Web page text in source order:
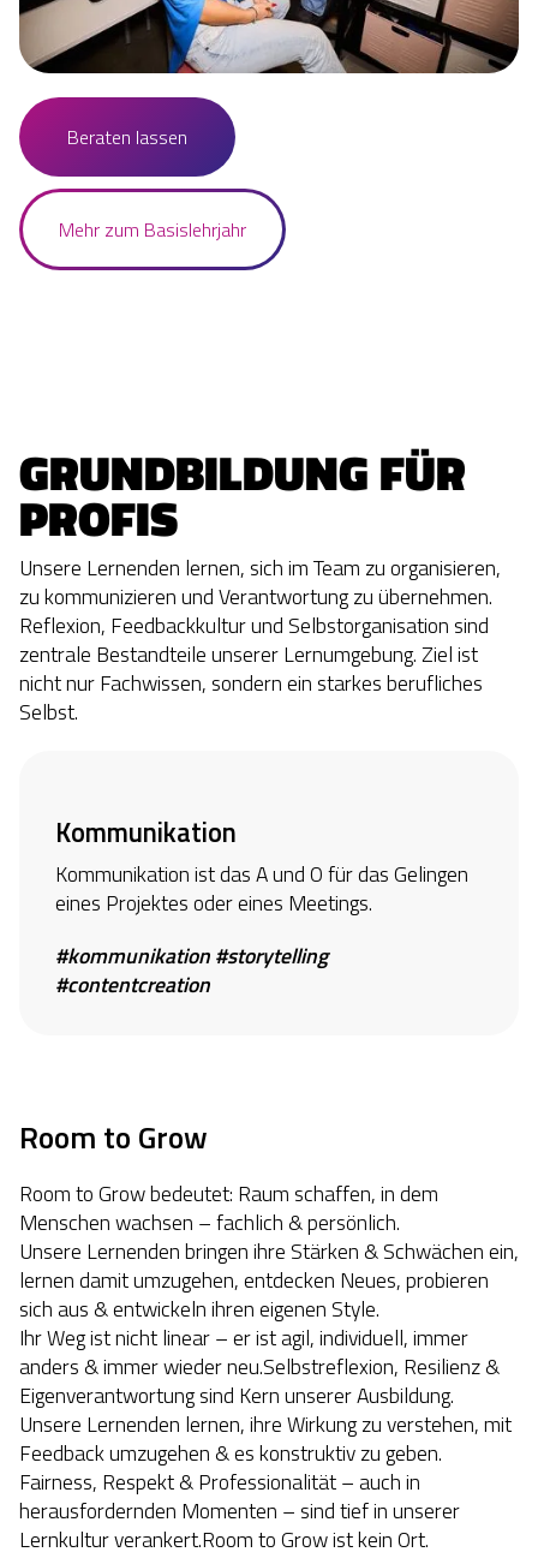
Beraten lassen
Mehr zum Basislehrjahr
GRUNDBILDUNG FÜR
PROFIS
Unsere Lernenden lernen, sich im Team zu organisieren,
zu kommunizieren und Verantwortung zu übernehmen.
Reflexion, Feedbackkultur und Selbstorganisation sind
zentrale Bestandteile unserer Lernumgebung. Ziel ist
nicht nur Fachwissen, sondern ein starkes berufliches
Selbst.
Kommunikation
Kommunikation ist das A und O für das Gelingen
eines Projektes oder eines Meetings.
#kommunikation #storytelling
#contentcreation
Room to Grow
Room to Grow bedeutet: Raum schaffen, in dem
Menschen wachsen – fachlich & persönlich.
Unsere Lernenden bringen ihre Stärken & Schwächen ein,
lernen damit umzugehen, entdecken Neues, probieren
sich aus & entwickeln ihren eigenen Style.
Ihr Weg ist nicht linear – er ist agil, individuell, immer
anders & immer wieder neu.Selbstreflexion, Resilienz &
Eigenverantwortung sind Kern unserer Ausbildung.
Unsere Lernenden lernen, ihre Wirkung zu verstehen, mit
Feedback umzugehen & es konstruktiv zu geben.
Fairness, Respekt & Professionalität – auch in
herausfordernden Momenten – sind tief in unserer
Lernkultur verankert.Room to Grow ist kein Ort.